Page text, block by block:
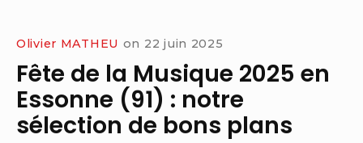
Olivier MATHEU on 22 juin 2025
Fête de la Musique 2025 en
Essonne (91) : notre
sélection de bons plans